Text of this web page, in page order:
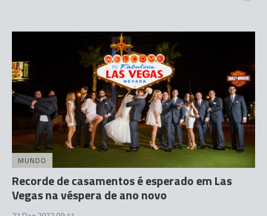
MUNDO
Recorde de casamentos é esperado em Las
Vegas na véspera de ano novo